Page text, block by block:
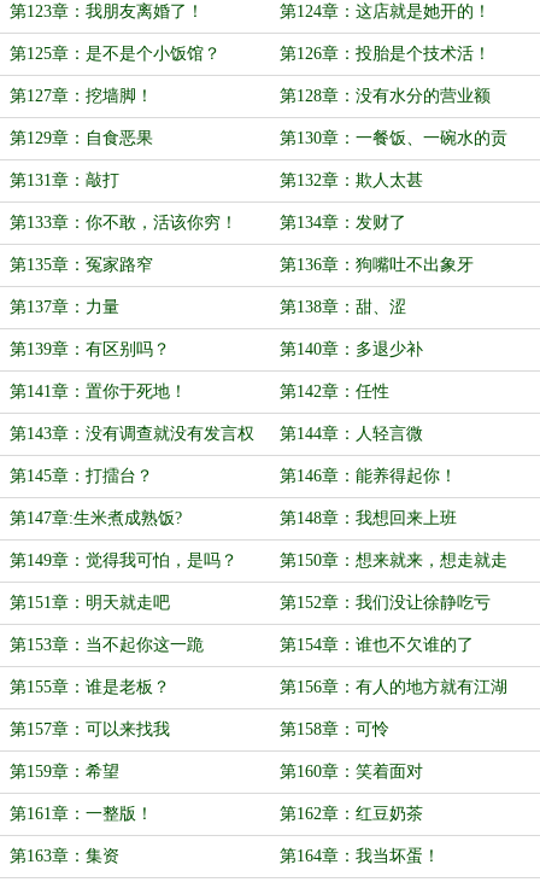
第123章：我朋友离婚了！ 第124章：这店就是她开的！
第125章：是不是个小饭馆？ 第126章：投胎是个技术活！
第127章：挖墙脚！ 第128章：没有水分的营业额
第129章：自食恶果 第130章：一餐饭、一碗水的贡
献！
第131章：敲打 第132章：欺人太甚
第133章：你不敢，活该你穷！ 第134章：发财了
第135章：冤家路窄 第136章：狗嘴吐不出象牙
第137章：力量 第138章：甜、涩
第139章：有区别吗？ 第140章：多退少补
第141章：置你于死地！ 第142章：任性
第143章：没有调查就没有发言权 第144章：人轻言微
第145章：打擂台？ 第146章：能养得起你！
第147章:生米煮成熟饭? 第148章：我想回来上班
第149章：觉得我可怕，是吗？ 第150章：想来就来，想走就走
吗？
第151章：明天就走吧 第152章：我们没让徐静吃亏
第153章：当不起你这一跪 第154章：谁也不欠谁的了
第155章：谁是老板？ 第156章：有人的地方就有江湖
第157章：可以来找我 第158章：可怜
第159章：希望 第160章：笑着面对
第161章：一整版！ 第162章：红豆奶茶
第163章：集资 第164章：我当坏蛋！